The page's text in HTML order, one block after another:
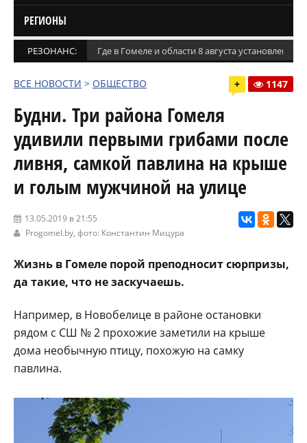
РЕГИОНЫ
РЕЗОНАНС: Где в Гомеле и области 8 августа установлены
ВСЕ НОВОСТИ > ОБЩЕСТВО + 1147
Будни. Три района Гомеля
удивили первыми грибами после
ливня, самкой павлина на крыше
и голым мужчиной на улице
13.05.2019 в 21:55
Progomel.by, фото: Константин Мицура
Жизнь в Гомеле порой преподносит сюрпризы,
да такие, что не заскучаешь.
Например, в Новобелице в районе остановки
рядом с СШ № 2 прохожие заметили на крыше
дома необычную птицу, похожую на самку
павлина.